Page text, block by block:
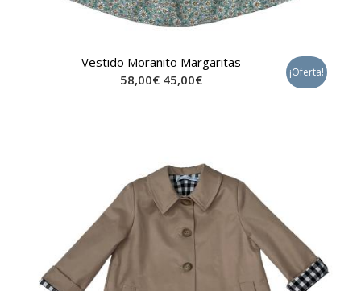
Vestido Moranito Margaritas
58,00€ 45,00€ ¡Oferta!